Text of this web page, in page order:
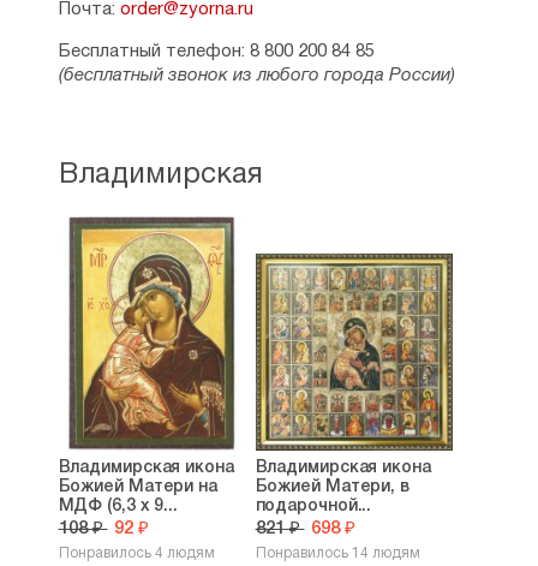
Почта: order@zyorna.ru
Бесплатный телефон: 8 800 200 84 85
(бесплатный звонок из любого города России)
Владимирская
Владимирская икона
Божией Матери на
МДФ (6,3 х 9...
108 ₽ 92 ₽
Понравилось 4 людям
Владимирская икона
Божией Матери, в
подарочной...
821 ₽ 698 ₽
Понравилось 14 людям